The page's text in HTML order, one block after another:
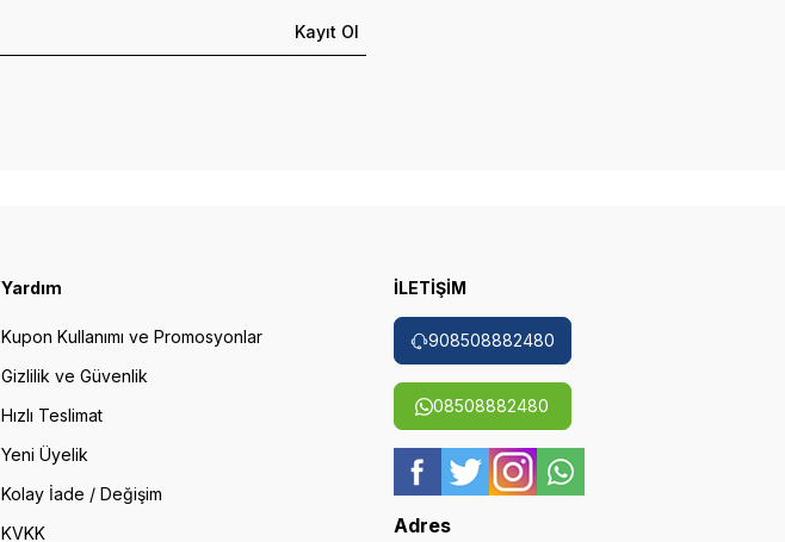
Kayıt Ol
Yardım
Kupon Kullanımı ve Promosyonlar
Gizlilik ve Güvenlik
Hızlı Teslimat
Yeni Üyelik
Kolay İade / Değişim
KVKK
İLETİŞİM
908508882480
08508882480
Adres